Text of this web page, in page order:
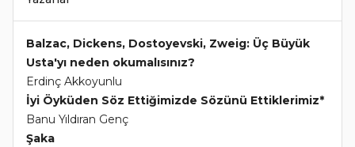
Balzac, Dickens, Dostoyevski, Zweig: Üç Büyük
Usta'yı neden okumalısınız?
Erdinç Akkoyunlu
İyi Öyküden Söz Ettiğimizde Sözünü Ettiklerimiz*
Banu Yıldıran Genç
Şaka